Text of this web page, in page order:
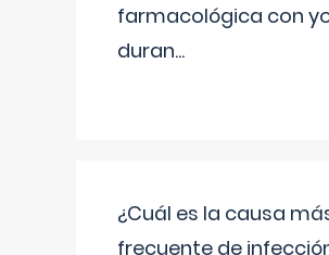
farmacológica con
duran...
¿Cuál es la causa
frecuente de